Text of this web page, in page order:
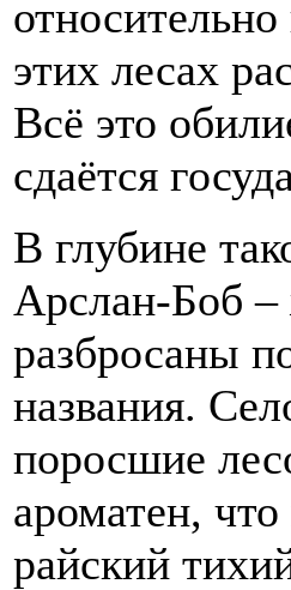
этих лесах
Всё это
сдаётся
В глубине
Арслан-Боб –
разбросаны
названия.
поросшие
ароматен,
райский